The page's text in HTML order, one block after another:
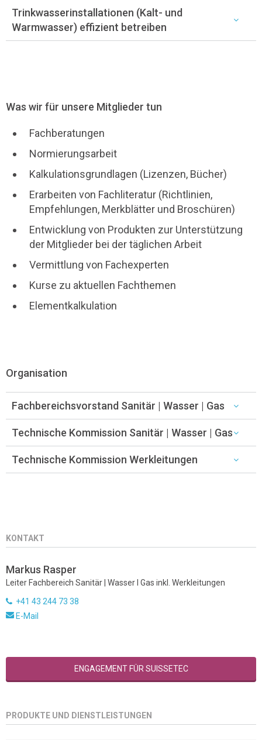
Trinkwasserinstallationen (Kalt- und
Warmwasser) effizient betreiben
Was wir für unsere Mitglieder tun
Fachberatungen
Normierungsarbeit
Kalkulationsgrundlagen (Lizenzen, Bücher)
Erarbeiten von Fachliteratur (Richtlinien,
Empfehlungen, Merkblätter und Broschüren)
Entwicklung von Produkten zur Unterstützung
der Mitglieder bei der täglichen Arbeit
Vermittlung von Fachexperten
Kurse zu aktuellen Fachthemen
Elementkalkulation
Organisation
Fachbereichsvorstand Sanitär | Wasser | Gas
Technische Kommission Sanitär | Wasser | Gas
Technische Kommission Werkleitungen
KONTAKT
Markus Rasper
Leiter Fachbereich Sanitär | Wasser I Gas inkl. Werkleitungen
+41 43 244 73 38
E-Mail
ENGAGEMENT FÜR SUISSETEC
PRODUKTE UND DIENSTLEISTUNGEN